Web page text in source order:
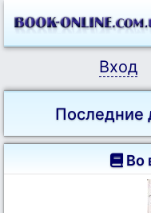
Вход
Последние
Во